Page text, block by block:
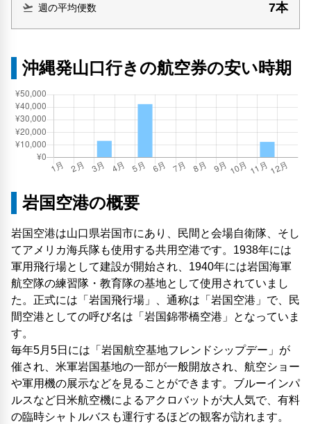
週の平均便数 7本
沖縄発山口行きの航空券の安い時期
岩国空港の概要
岩国空港は山口県岩国市にあり、民間と会場自衛隊、そし
てアメリカ海兵隊も使用する共用空港です。1938年には
軍用飛行場として建設が開始され、1940年には岩国海軍
航空隊の練習隊・教育隊の基地として使用されていまし
た。正式には「岩国飛行場」、通称は「岩国空港」で、民
間空港としての呼び名は「岩国錦帯橋空港」となっていま
す。
毎年5月5日には「岩国航空基地フレンドシップデー」が
催され、米軍岩国基地の一部が一般開放され、航空ショー
や軍用機の展示などを見ることができます。ブルーインパ
ルスなど日米航空機によるアクロバットが大人気で、有料
の臨時シャトルバスも運行するほどの観客が訪れます。